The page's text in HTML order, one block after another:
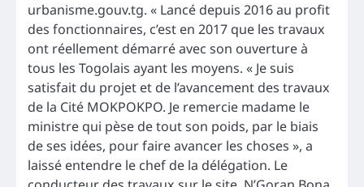
urbanisme.gouv.tg. « Lancé depuis 2016 au profit
des fonctionnaires, c’est en 2017 que les travaux
ont réellement démarré avec son ouverture à
tous les Togolais ayant les moyens. « Je suis
satisfait du projet et de l’avancement des travaux
de la Cité MOKPOKPO. Je remercie madame le
ministre qui pèse de tout son poids, par le biais
de ses idées, pour faire avancer les choses », a
laissé entendre le chef de la délégation. Le